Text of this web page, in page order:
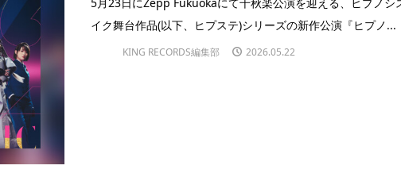
イク舞台作品(以下、ヒプステ)シリーズの新作公演『ヒプノ...
KING RECORDS編集部 2026.05.22